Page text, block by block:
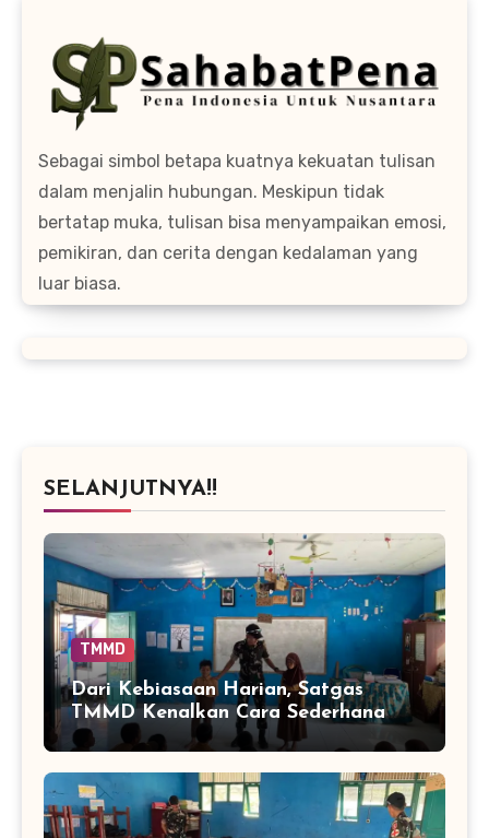
Sebagai simbol betapa kuatnya kekuatan tulisan
dalam menjalin hubungan. Meskipun tidak
bertatap muka, tulisan bisa menyampaikan emosi,
pemikiran, dan cerita dengan kedalaman yang
luar biasa.
SELANJUTNYA!!
TMMD
Dari Kebiasaan Harian, Satgas
TMMD Kenalkan Cara Sederhana
Mencegah Penyakit Sejak Dini